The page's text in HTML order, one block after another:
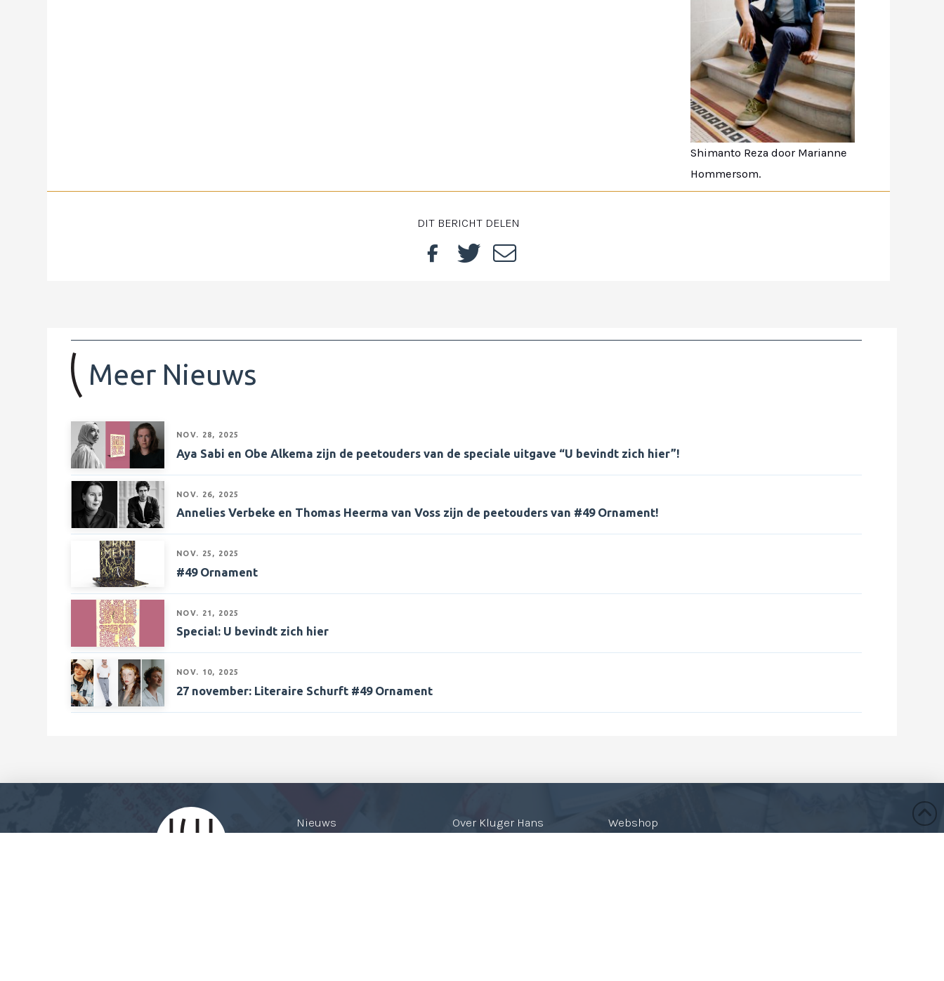
Shimanto Reza door Marianne
Hommersom.
DIT BERICHT DELEN
Meer Nieuws
NOV. 28, 2025
Aya Sabi en Obe Alkema zijn de peetouders van de speciale uitgave “U bevindt zich hier”!
NOV. 26, 2025
Annelies Verbeke en Thomas Heerma van Voss zijn de peetouders van #49 Ornament!
NOV. 25, 2025
#49 Ornament
NOV. 21, 2025
Special: U bevindt zich hier
NOV. 10, 2025
27 november: Literaire Schurft #49 Ornament
Nieuws
Over Kluger Hans
Webshop